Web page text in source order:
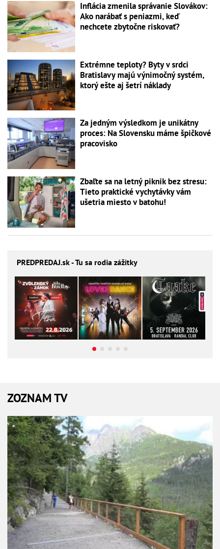
Inflácia zmenila správanie Slovákov:
Ako narábať s peniazmi, keď
nechcete zbytočne riskovať?
Extrémne teploty? Byty v srdci
Bratislavy majú výnimočný systém,
ktorý ešte aj šetrí náklady
Za jedným výsledkom je unikátny
proces: Na Slovensku máme špičkové
pracovisko
Zbaľte sa na letný piknik bez stresu:
Tieto praktické vychytávky vám
ušetria miesto v batohu!
PREDPREDAJ.sk - Tu sa rodia zážitky
ZOZNAM TV